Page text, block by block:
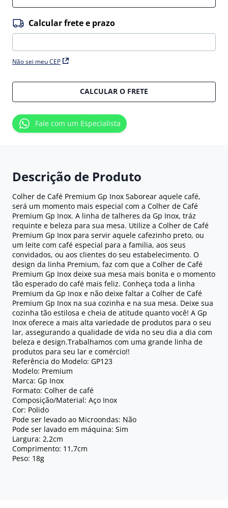
Não sei meu CEP
CALCULAR O FRETE
Fale com um Especialista
Descrição de Produto
Colher de Café Premium Gp Inox Saborear aquele café,
será um momento mais especial com a Colher de Café
Premium Gp Inox. A linha de talheres da Gp Inox, tráz
requinte e beleza para sua mesa. Utilize a Colher de Café
Premium Gp Inox para servir aquele cafezinho preto, ou
um leite com café especial para a familia, aos seus
convidados, ou aos clientes do seu estabelecimento. O
design da linha Premium, faz com que a Colher de Café
Premium Gp Inox deixe sua mesa mais bonita e o momento
tão esperado do café mais feliz. Conheça toda a linha
Premium da Gp Inox e não deixe faltar a Colher de Café
Premium Gp Inox na sua cozinha e na sua mesa. Deixe sua
cozinha tão estilosa e cheia de atitude quanto você! A Gp
Inox oferece a mais alta variedade de produtos para o seu
lar, assegurando a qualidade de vida no seu dia a dia com
beleza e design.Trabalhamos com uma grande linha de
produtos para seu lar e comércio!!
Referência do Modelo: GP123
Modelo: Premium
Marca: Gp Inox
Formato: Colher de café
Composição/Material: Aço Inox
Cor: Polido
Pode ser levado ao Microondas: Não
Pode ser lavado em máquina: Sim
Largura: 2,2cm
Comprimento: 11,7cm
Peso: 18g